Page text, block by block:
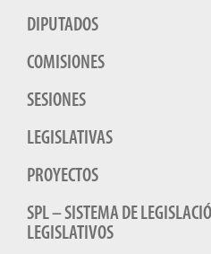
DIPUTADOS
COMISIONES
SESIONES
LEGISLATIVAS
PROYECTOS
SPL – SISTEMA DE
LEGISLATIVOS